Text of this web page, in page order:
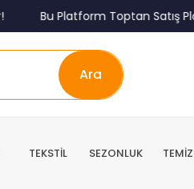
Bu Platform Toptan Satış
Ara
TEKSTİL SEZONLUK